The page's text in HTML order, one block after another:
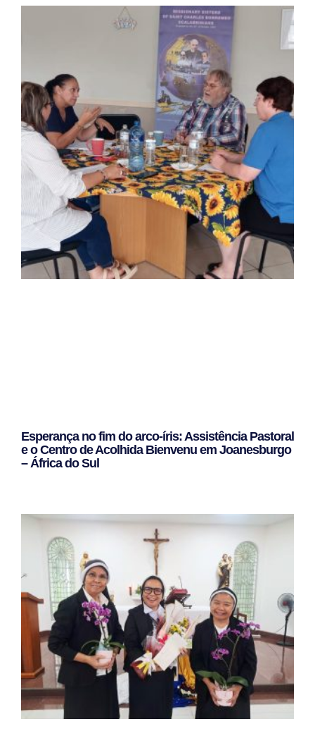
Esperança no fim do arco-íris: Assistência Pastoral
e o Centro de Acolhida Bienvenu em Joanesburgo
– África do Sul